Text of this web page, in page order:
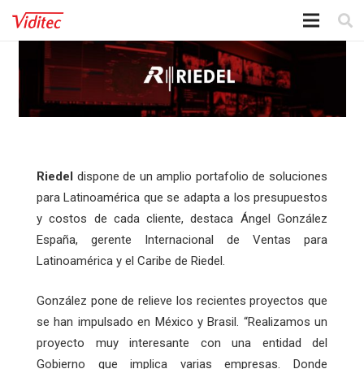
Riedel dispone de un amplio portafolio de soluciones
para Latinoamérica que se adapta a los presupuestos
y costos de cada cliente, destaca Ángel González
España, gerente Internacional de Ventas para
Latinoamérica y el Caribe de Riedel.
González pone de relieve los recientes proyectos que
se han impulsado en México y Brasil. “Realizamos un
proyecto muy interesante con una entidad del
Gobierno que implica varias empresas. Donde